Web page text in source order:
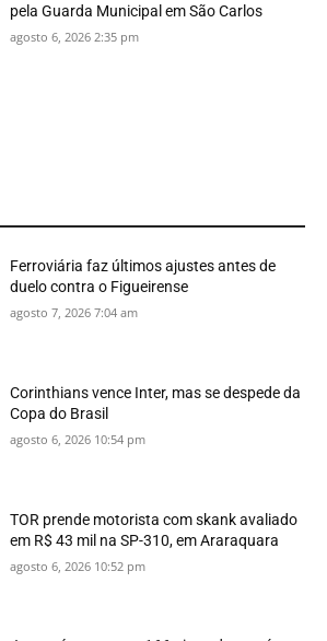
pela Guarda Municipal em São Carlos
agosto 6, 2026 2:35 pm
Ferroviária faz últimos ajustes antes de
duelo contra o Figueirense
agosto 7, 2026 7:04 am
Corinthians vence Inter, mas se despede da
Copa do Brasil
agosto 6, 2026 10:54 pm
TOR prende motorista com skank avaliado
em R$ 43 mil na SP-310, em Araraquara
agosto 6, 2026 10:52 pm